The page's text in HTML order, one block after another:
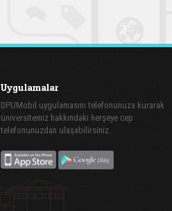
Uygulamalar
DPUMobil uygulamasını telefonunuza kurarak
üniversitemiz hakkındaki herşeye cep
telefonunuzdan ulaşabilirsiniz.